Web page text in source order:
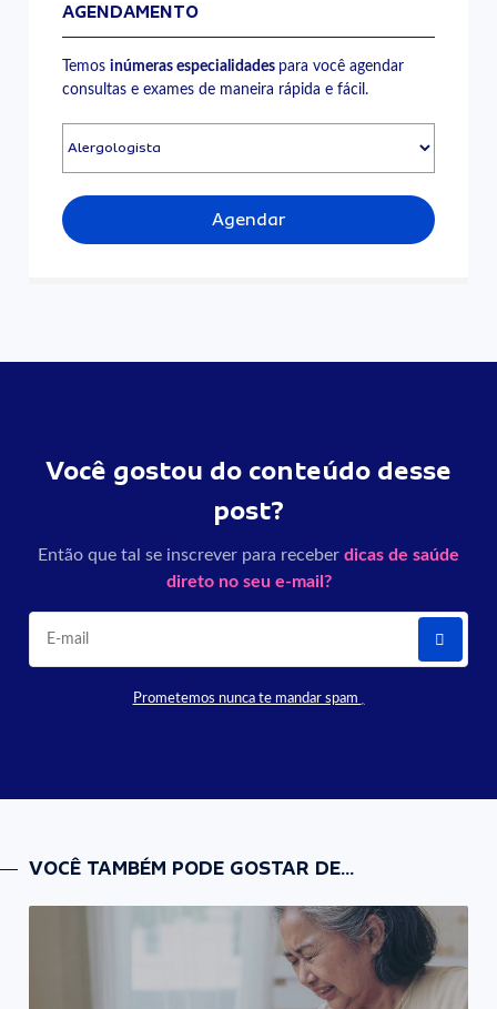
AGENDAMENTO
Temosinúmeras especialidades para você agendar
consultas e exames de maneira rápida e fácil.
Agendar
Você gostou do conteúdo desse
post?
Então que tal se inscrever para receber dicas de saúde
direto no seu e-mail?
Prometemos nunca te mandar spam
VOCÊ TAMBÉM PODE GOSTAR DE...